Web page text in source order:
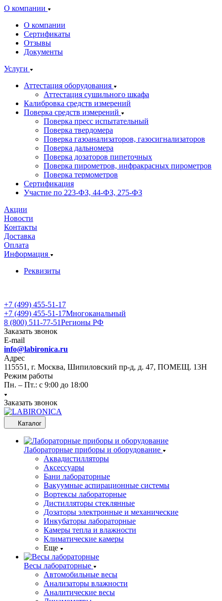
О компании
О компании
Сертификаты
Отзывы
Документы
Услуги
Аттестация оборудования
Аттестация сушильного шкафа
Калибровка средств измерений
Поверка средств измерений
Поверка пресс испытательный
Поверка твердомера
Поверка газоанализаторов, газосигнализаторов
Поверка дальномера
Поверка дозаторов пипеточных
Поверка пирометров, инфракрасных пирометров
Поверка термометров
Сертификация
Участие по 223-ФЗ, 44-ФЗ, 275-ФЗ
Акции
Новости
Контакты
Доставка
Оплата
Информация
Реквизиты
+7 (499) 455-51-17
+7 (499) 455-51-17Многоканальный
8 (800) 511-77-51Регионы РФ
Заказать звонок
E-mail
info@labironica.ru
Адрес
115551, г. Москва, Шипиловский пр-д, д. 47, ПОМЕЩ. 13Н
Режим работы
Пн. – Пт.: с 9:00 до 18:00
Заказать звонок
Каталог
Лабораторные приборы и оборудование
Аквадистилляторы
Аксессуары
Бани лабораторные
Вакуумные аспирационные системы
Вортексы лабораторные
Дистилляторы стеклянные
Дозаторы электронные и механические
Инкубаторы лабораторные
Камеры тепла и влажности
Климатические камеры
Еще
Весы лабораторные
Автомобильные весы
Анализаторы влажности
Аналитические весы